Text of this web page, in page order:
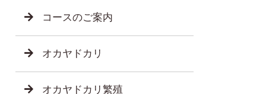
コースのご案内
オカヤドカリ
オカヤドカリ繁殖